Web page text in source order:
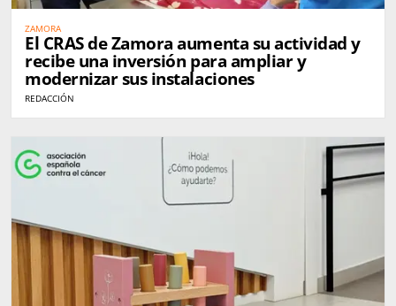
ZAMORA
El CRAS de Zamora aumenta su actividad y
recibe una inversión para ampliar y
modernizar sus instalaciones
REDACCIÓN